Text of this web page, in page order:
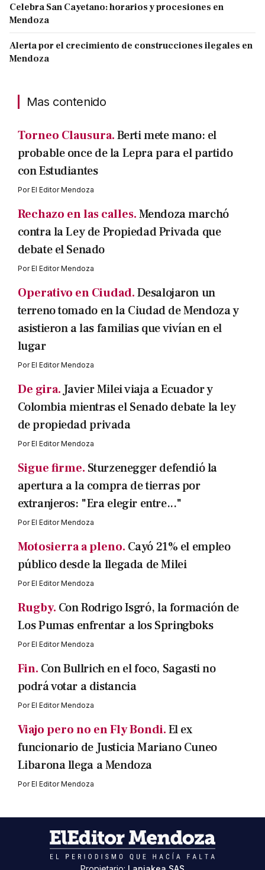
Celebra San Cayetano: horarios y procesiones en
Mendoza
Alerta por el crecimiento de construcciones ilegales en
Mendoza
Mas contenido
Torneo Clausura.Berti mete mano: el
probable once de la Lepra para el partido
con Estudiantes
PorEl Editor Mendoza
Rechazo en las calles.Mendoza marchó
contra la Ley de Propiedad Privada que
debate el Senado
PorEl Editor Mendoza
Operativo en Ciudad.Desalojaron un
terreno tomado en la Ciudad de Mendoza y
asistieron a las familias que vivían en el
lugar
PorEl Editor Mendoza
De gira. Javier Milei viaja a Ecuador y
Colombia mientras el Senado debate la ley
de propiedad privada
PorEl Editor Mendoza
Sigue firme. Sturzenegger defendió la
apertura a la compra de tierras por
extranjeros: "Era elegir entre..."
PorEl Editor Mendoza
Motosierra a pleno. Cayó 21% el empleo
público desde la llegada de Milei
PorEl Editor Mendoza
Rugby. Con Rodrigo Isgró, la formación de
Los Pumas enfrentar a los Springboks
PorEl Editor Mendoza
Fin. Con Bullrich en el foco, Sagasti no
podrá votar a distancia
PorEl Editor Mendoza
Viajo pero no en Fly Bondi.El ex
funcionario de Justicia Mariano Cuneo
Libarona llega a Mendoza
PorEl Editor Mendoza